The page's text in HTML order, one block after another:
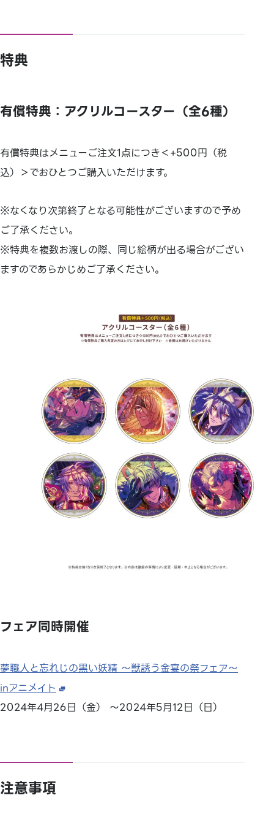
特典
有償特典：アクリルコースター（全6種）
有償特典はメニューご注文1点につき＜+500円（税
込）＞でおひとつご購入いただけます。
※なくなり次第終了となる可能性がございますので予め
ご了承ください。
※特典を複数お渡しの際、同じ絵柄が出る場合がござい
ますのであらかじめご了承ください。
フェア同時開催
夢職人と忘れじの黒い妖精 ～獣誘う金宴の祭フェア～
inアニメイト
2024年4月26日（金） ～2024年5月12日（日）
注意事項